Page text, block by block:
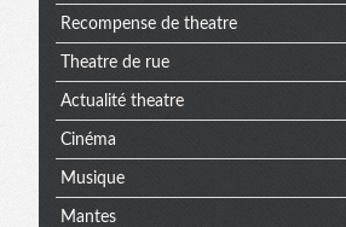
Recompense de theatre
Theatre de rue
Actualité theatre
Cinéma
Musique
Mantes